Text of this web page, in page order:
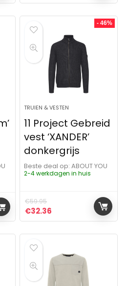
- 46%
TRUIEN & VESTEN
11 Project Gebreid
vest ‘XANDER’
donkergrijs
Beste deal op:
ABOUT YOU
2-4 werkdagen in huis
€59.95
Oorspronkelijke prijs
€32.36 Huidige prijs is: